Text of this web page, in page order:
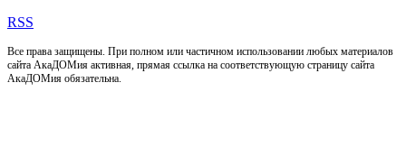
RSS
Все права защищены. При полном или частичном использовании любых материалов
сайта АкаДОМия активная, прямая ссылка на соответствующую страницу сайта
АкаДОМия обязательна.